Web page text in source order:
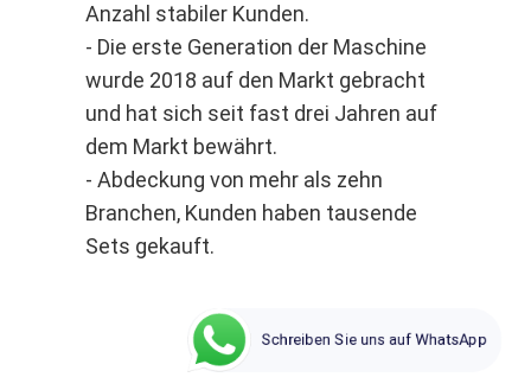
Anzahl stabiler Kunden.
- Die erste Generation der Maschine
wurde 2018 auf den Markt gebracht
und hat sich seit fast drei Jahren auf
dem Markt bewährt.
- Abdeckung von mehr als zehn
Branchen, Kunden haben tausende
Sets gekauft.
Schreiben Sie uns auf WhatsApp